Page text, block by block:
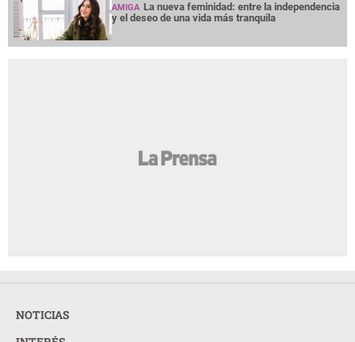
AMIGA La nueva feminidad: entre la independencia
y el deseo de una vida más tranquila
NOTICIAS